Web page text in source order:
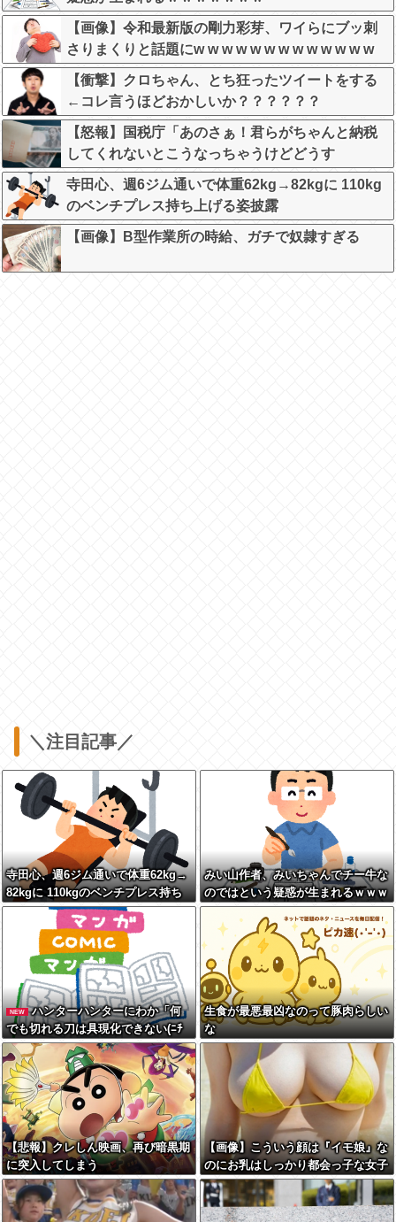
【画像】令和最新版の剛力彩芽、ワイらにブッ刺
さりまくりと話題にw w w w w w w w w w w w w
【衝撃】クロちゃん、とち狂ったツイートをする
←コレ言うほどおかしいか？？？？？？
【怒報】国税庁「あのさぁ！君らがちゃんと納税
してくれないとこうなっちゃうけどどうす
る？！」←これw w w w w w w w
寺田心、週6ジム通いで体重62kg→82kgに 110kg
のベンチプレス持ち上げる姿披露
【画像】B型作業所の時給、ガチで奴隷すぎる
＼注目記事／
寺田心、週6ジム通いで体重62kg→
82kgに 110kgのベンチプレス持ち
上げる姿披露
みい山作者、みいちゃんでチー牛な
のではという疑惑が生まれるｗｗｗ
ｗｗｗｗ
NEW
ハンターハンターにわか「何
でも切れる刀は具現化できない(ﾆﾁ
ｯ」←これ
生食が最悪最凶なのって豚肉らしい
な
【悲報】クレしん映画、再び暗黒期
に突入してしまう
【画像】こういう顔は『イモ娘』な
のにお乳はしっかり都会っ子な女子
wwww